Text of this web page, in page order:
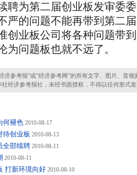
聘为第二届创业板发审委
严的问题不能再带到第二
创业板公司将各种问题带
为问题板也就不远了。
参考报”或“经济参考网”的所有文字、图片、音视
社经济参考报社，未经书面授权，不得以任何形式
何褪色 2010-08-17
待创业板 2010-08-13
全部续聘 2010-08-11
2010-08-11
打新环境向好 2010-08-10